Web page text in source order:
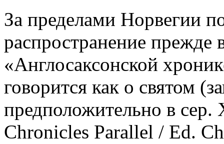
За пределами Норвегии
распространение прежде
«Англосаксонской
говорится как о святом
предположительно в
Chronicles Parallel / Ed.